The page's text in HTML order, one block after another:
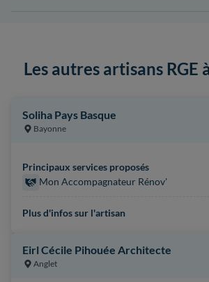
Les autres artisans RGE
Soliha Pays Basque
Bayonne
Principaux services proposés
Mon Accompagnateur Rénov'
Plus d'infos sur l'artisan
Eirl Cécile Pihouée Architecte
Anglet